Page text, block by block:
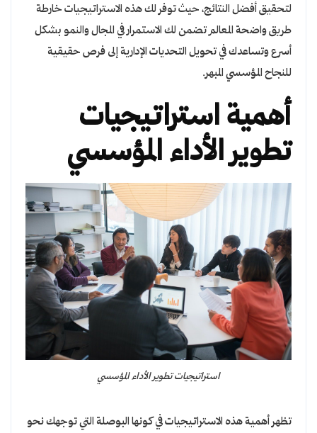
لتحقيق أفضل النتائج، حيث توفر لك هذه الاستراتيجيات خارطة
طريق واضحة المعالم تضمن لك الاستمرار في المجال والنمو بشكل
أسرع وتساعدك في تحويل التحديات الإدارية إلى فرص حقيقية
للنجاح المؤسسي المبهر.
أهمية استراتيجيات
تطوير الأداء المؤسسي
استراتيجيات تطوير الأداء المؤسسي
تظهر أهمية هذه الاستراتيجيات في كونها البوصلة التي توجهك نحو